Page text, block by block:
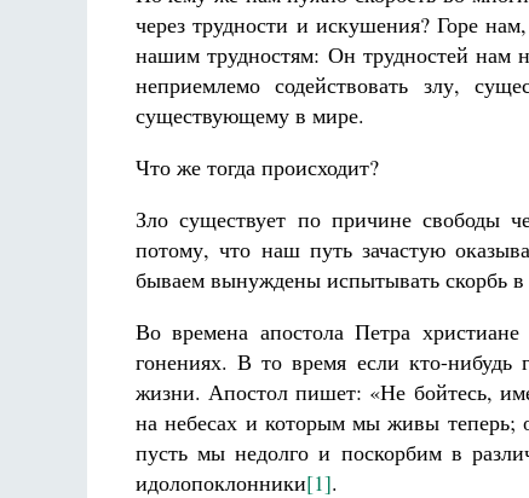
через трудности и искушения? Горе
нашим трудностям: Он трудностей
неприемлемо содействовать злу,
существующему в мире.
Что же тогда происходит?
Зло существует по причине свободы
потому, что наш путь зачастую
бываем вынуждены испытывать скорбь в
Во времена апостола Петра
гонениях. В то время если кто-нибудь
жизни. Апостол пишет: «Не бойтесь,
на небесах и которым мы живы теперь;
пусть мы недолго и поскорбим в
идолопоклонники[1].
Разлуки не будет
Фредерика де Грааф